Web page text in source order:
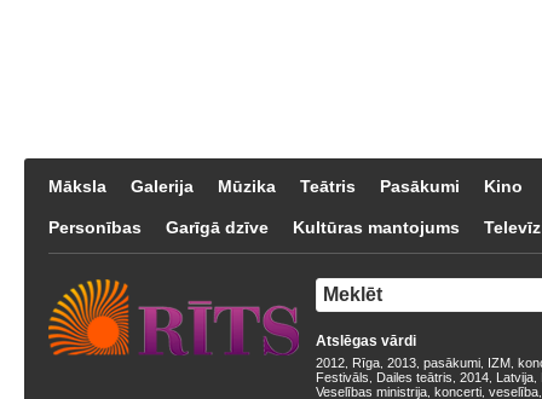
Māksla Galerija Mūzika Teātris Pasākumi Kino
Personības Garīgā dzīve Kultūras mantojums
Atslēgas vārdi
2012 Rīga 2013 pasākumi IZM
Festivāls
Dailes teātris 2014 Latvija
Veselības ministrija koncerti veselība